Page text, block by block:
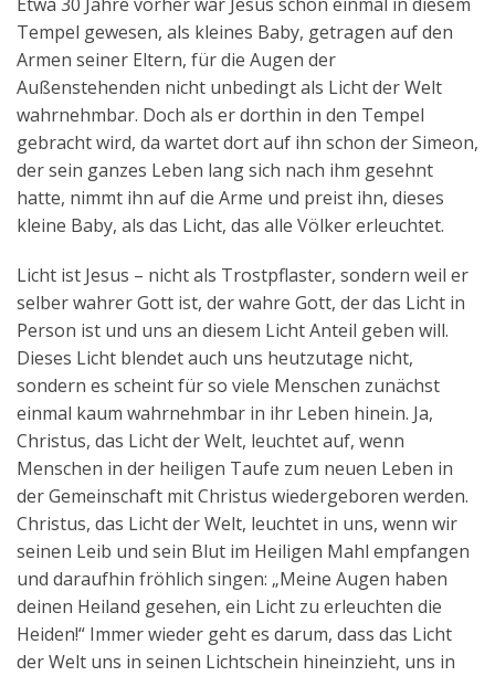
Tempel gewesen, als kleines Baby, getragen auf den
Armen seiner Eltern, für die Augen der
Außenstehenden nicht unbedingt als Licht der Welt
wahrnehmbar. Doch als er dorthin in den Tempel
gebracht wird, da wartet dort auf ihn schon der Simeon,
der sein ganzes Leben lang sich nach ihm gesehnt
hatte, nimmt ihn auf die Arme und preist ihn, dieses
kleine Baby, als das Licht, das alle Völker erleuchtet.
Licht ist Jesus – nicht als Trostpflaster, sondern weil er
selber wahrer Gott ist, der wahre Gott, der das Licht in
Person ist und uns an diesem Licht Anteil geben will.
Dieses Licht blendet auch uns heutzutage nicht,
sondern es scheint für so viele Menschen zunächst
einmal kaum wahrnehmbar in ihr Leben hinein. Ja,
Christus, das Licht der Welt, leuchtet auf, wenn
Menschen in der heiligen Taufe zum neuen Leben in
der Gemeinschaft mit Christus wiedergeboren werden.
Christus, das Licht der Welt, leuchtet in uns, wenn wir
seinen Leib und sein Blut im Heiligen Mahl empfangen
und daraufhin fröhlich singen: „Meine Augen haben
deinen Heiland gesehen, ein Licht zu erleuchten die
Heiden!“ Immer wieder geht es darum, dass das Licht
der Welt uns in seinen Lichtschein hineinzieht, uns in